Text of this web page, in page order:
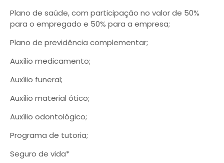
Plano de saúde, com participação no valor de 50%
para o empregado e 50% para a empresa;
Plano de previdência complementar;
Auxílio medicamento;
Auxílio funeral;
Auxílio material ótico;
Auxílio odontológico;
Programa de tutoria;
Seguro de vida*